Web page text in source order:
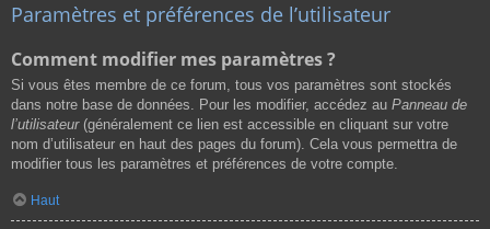
Paramètres et préférences de l’utilisateur
Comment modifier mes paramètres ?
Si vous êtes membre de ce forum, tous vos paramètres sont stockés
dans notre base de données. Pour les modifier, accédez au Panneau de
l’utilisateur(généralement ce lien est accessible en cliquant sur votre
nom d’utilisateur en haut des pages du forum). Cela vous permettra de
modifier tous les paramètres et préférences de votre compte.
Haut